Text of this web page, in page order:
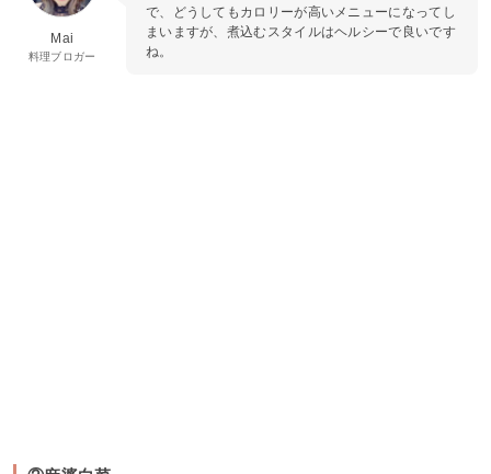
Mai
料理ブロガー
で、どうしてもカロリーが高いメニューになってし
まいますが、煮込むスタイルはヘルシーで良いです
ね。